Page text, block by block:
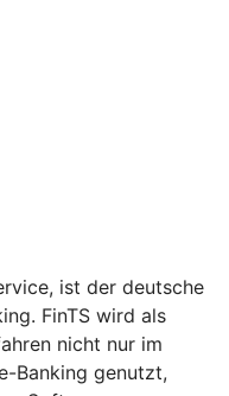
ist der deutsche
FinTS wird als
nicht nur im
Banking genutzt,